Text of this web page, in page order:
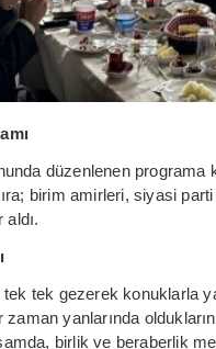
düzenlenen programa
birim amirleri, siyasi
tek gezerek konuklarla
yanlarında
birlik ve beraberlik